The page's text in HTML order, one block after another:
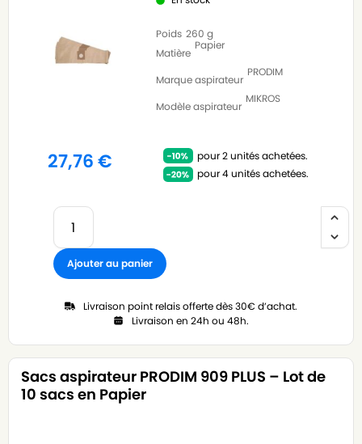
Poids 260 g
Matière
Papier
Marque aspirateur
PRODIM
Modèle aspirateur
MIKROS
27,76€
pour 2 unités achetées.
pour 4 unités achetées.
Ajouter au panier
Livraison point relais offerte dès 30€ d’achat.
Livraison en 24h ou 48h.
Sacs aspirateur PRODIM 909 PLUS – Lot de
10 sacs en Papier